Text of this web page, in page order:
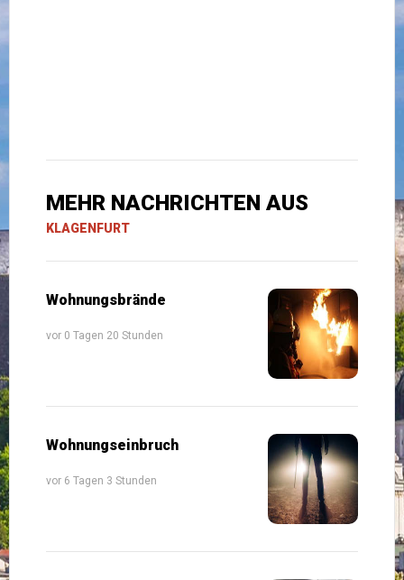
MEHR NACHRICHTEN AUS
KLAGENFURT
Wohnungsbrände
vor 0 Tagen 20 Stunden
Wohnungseinbruch
vor 6 Tagen 3 Stunden